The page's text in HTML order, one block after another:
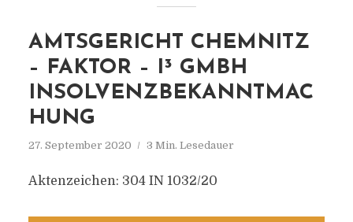
AMTSGERICHT CHEMNITZ
– FAKTOR – I³ GMBH
INSOLVENZBEKANNTMAC
HUNG
27. September 2020 3 Min. Lesedauer
Aktenzeichen: 304 IN 1032/20